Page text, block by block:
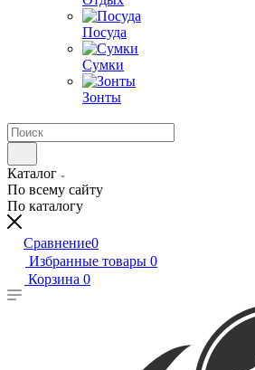
Посуда
Сумки
Зонты
Каталог
По всему сайту
По каталогу
Сравнение0
Избранные товары 0
Корзина 0